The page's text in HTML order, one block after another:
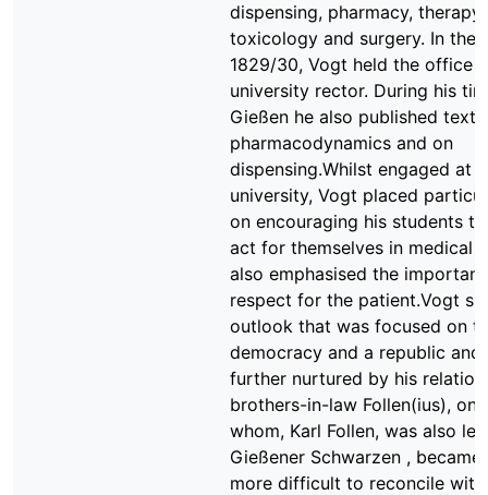
dispensing, pharmacy, therapy,
toxicology and surgery. In the
1829/30, Vogt held the office
university rector. During his
Gießen he also published
pharmacodynamics and on
dispensing.Whilst engaged at
university, Vogt placed
on encouraging his students
act for themselves in medical
also emphasised the
respect for the patient.Vogt s
outlook that was focused on
democracy and a republic and
further nurtured by his
brothers-in-law Follen(ius),
whom, Karl Follen, was also
Gießener Schwarzen , became
more difficult to reconcile